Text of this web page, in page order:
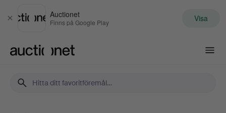
Stäng
Auctionet
Finns på Google Play Visa